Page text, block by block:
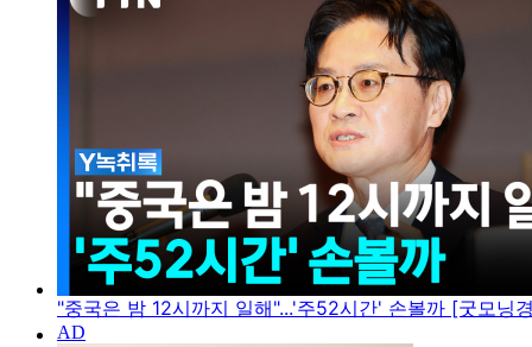
"중국은 밤 12시까지 일해"...'주52시간' 손볼까 [굿모닝